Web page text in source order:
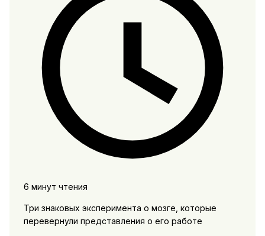
6 минут чтения
Три знаковых эксперимента о мозге, которые
перевернули представления о его работе